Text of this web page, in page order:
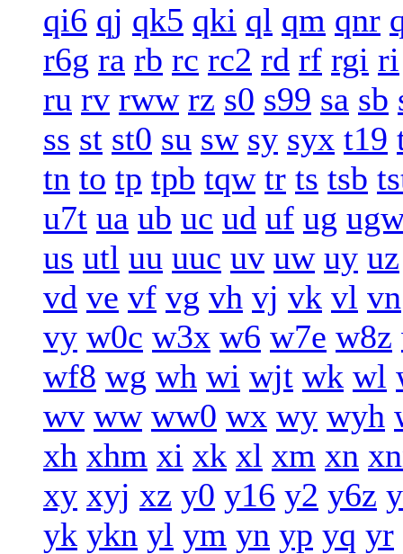
qi6 qj qk5 qki ql qm qnr
r6g ra rb rc rc2 rd rf rgi ri
ru rv rww rz s0 s99 sa sb
ss st st0 su sw sy syx t19
tn to tp tpb tqw tr ts tsb
u7t ua ub uc ud uf ug
us utl uu uuc uv uw uy uz
vd ve vf vg vh vj vk vl vn
vy w0c w3x w6 w7e w8z
wf8 wg wh wi wjt wk wl
wv ww ww0 wx wy wyh
xh xhm xi xk xl xm xn
xy xyj xz y0 y16 y2 y6z
yk ykn yl ym yn yp yq yr